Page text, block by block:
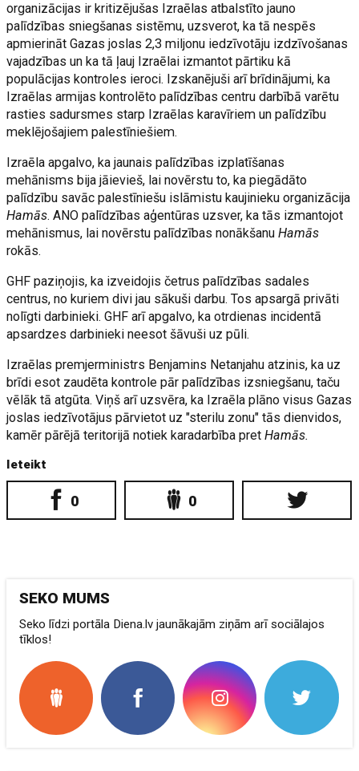
organizācijas ir kritizējušas Izraēlas atbalstīto jauno
palīdzības sniegšanas sistēmu, uzsverot, ka tā nespēs
apmierināt Gazas joslas 2,3 miljonu iedzīvotāju izdzīvošanas
vajadzības un ka tā ļauj Izraēlai izmantot pārtiku kā
populācijas kontroles ieroci. Izskanējuši arī brīdinājumi, ka
Izraēlas armijas kontrolēto palīdzības centru darbībā varētu
rasties sadursmes starp Izraēlas karavīriem un palīdzību
meklējošajiem palestīniešiem.
Izraēla apgalvo, ka jaunais palīdzības izplatīšanas
mehānisms bija jāievieš, lai novērstu to, ka piegādāto
palīdzību savāc palestīniešu islāmistu kaujinieku organizācija
Hamās. ANO palīdzības aģentūras uzsver, ka tās izmantojot
mehānismus, lai novērstu palīdzības nonākšanuHamās
rokās.
GHF paziņojis, ka izveidojis četrus palīdzības sadales
centrus, no kuriem divi jau sākuši darbu. Tos apsargā privāti
nolīgti darbinieki. GHF arī apgalvo, ka otrdienas incidentā
apsardzes darbinieki neesot šāvuši uz pūli.
Izraēlas premjerministrs Benjamins Netanjahu atzinis, ka uz
brīdi esot zaudēta kontrole pār palīdzības izsniegšanu, taču
vēlāk tā atgūta. Viņš arī uzsvēra, ka Izraēla plāno visus Gazas
joslas iedzīvotājus pārvietot uz "sterilu zonu" tās dienvidos,
kamēr pārējā teritorijā notiek karadarbība pretHamās.
Ieteikt
0 0
SEKO MUMS
Seko līdzi portāla Diena.lv jaunākajām ziņām arī sociālajos
tīklos!